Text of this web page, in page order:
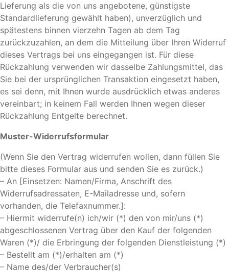
Lieferung als die von uns angebotene, günstigste
Standardlieferung gewählt haben), unverzüglich und
spätestens binnen vierzehn Tagen ab dem Tag
zurückzuzahlen, an dem die Mitteilung über Ihren Widerruf
dieses Vertrags bei uns eingegangen ist. Für diese
Rückzahlung verwenden wir dasselbe Zahlungsmittel, das
Sie bei der ursprünglichen Transaktion eingesetzt haben,
es sei denn, mit Ihnen wurde ausdrücklich etwas anderes
vereinbart; in keinem Fall werden Ihnen wegen dieser
Rückzahlung Entgelte berechnet.
Muster-Widerrufsformular
(Wenn Sie den Vertrag widerrufen wollen, dann füllen Sie
bitte dieses Formular aus und senden Sie es zurück.)
– An [Einsetzen: Namen/Firma, Anschrift des
Widerrufsadressaten, E-Mailadresse und, sofern
vorhanden, die Telefaxnummer.]:
– Hiermit widerrufe(n) ich/wir (*) den von mir/uns (*)
abgeschlossenen Vertrag über den Kauf der folgenden
Waren (*)/ die Erbringung der folgenden Dienstleistung (*)
– Bestellt am (*)/erhalten am (*)
– Name des/der Verbraucher(s)